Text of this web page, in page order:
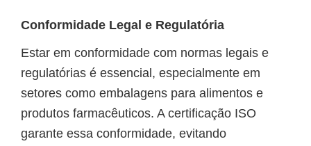
Conformidade Legal e Regulatória
Estar em conformidade com normas legais e
regulatórias é essencial, especialmente em
setores como embalagens para alimentos e
produtos farmacêuticos. A certificação ISO
garante essa conformidade, evitando